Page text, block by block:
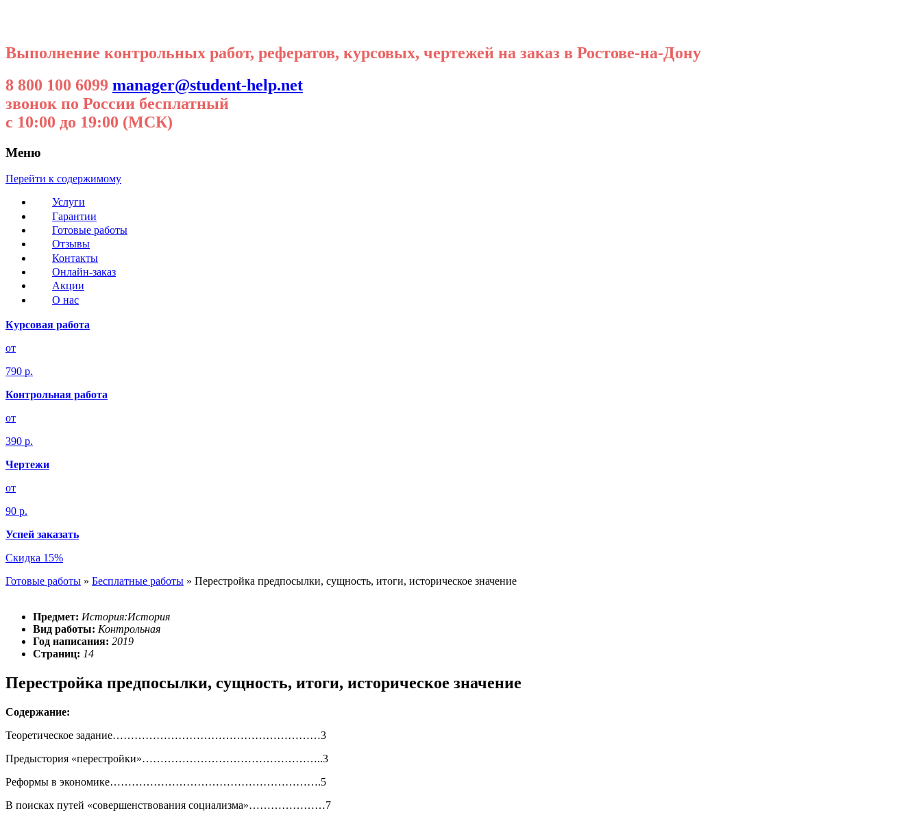
Выполнение контрольных работ, рефератов, курсовых, чертежей на заказ в Ростове-на-Дону
8 800 100 6099 manager@student-help.net
звонок по России бесплатный
с 10:00 до 19:00 (МСК)
Меню
Перейти к содержимому
Услуги
Гарантии
Готовые работы
Отзывы
Контакты
Онлайн-заказ
Акции
О нас
Курсовая работа
от
790 р.
Контрольная работа
от
390 р.
Чертежи
от
90 р.
Успей заказать
Скидка 15%
Готовые работы » Бесплатные работы » Перестройка предпосылки, сущность, итоги, историческое значение
Предмет: История:История
Вид работы: Контрольная
Год написания: 2019
Страниц: 14
Перестройка предпосылки, сущность, итоги, историческое значение
Содержание:
Теоретическое задание…………………………………………………3
Предыстория «перестройки»…………………………………………..3
Реформы в экономике………………………………………………….5
В поисках путей «совершенствования социализма»…………………7